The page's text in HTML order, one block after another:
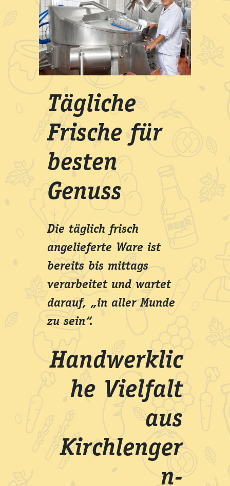
Tägliche
Frische für
besten
Genuss
Die täglich frisch
angelieferte Ware ist
bereits bis mittags
verarbeitet und wartet
darauf, „in aller Munde
zu sein“.
Handwerklic
he Vielfalt
aus
Kirchlenger
n-